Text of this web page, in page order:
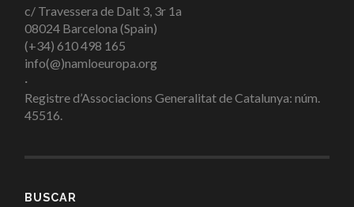
c/ Travessera de Dalt 3, 3r 1a
08024 Barcelona (Spain)
(+34) 610 498 165
info(@)namloeuropa.org
·
Registre d’Associacions Generalitat de Catalunya: núm.
45516.
BUSCAR